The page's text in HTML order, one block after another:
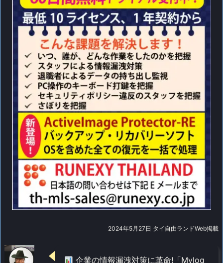
2024年5月27日 タイ自由ランドWeb掲載
企業の情報漏洩対策に革命!「Mylog